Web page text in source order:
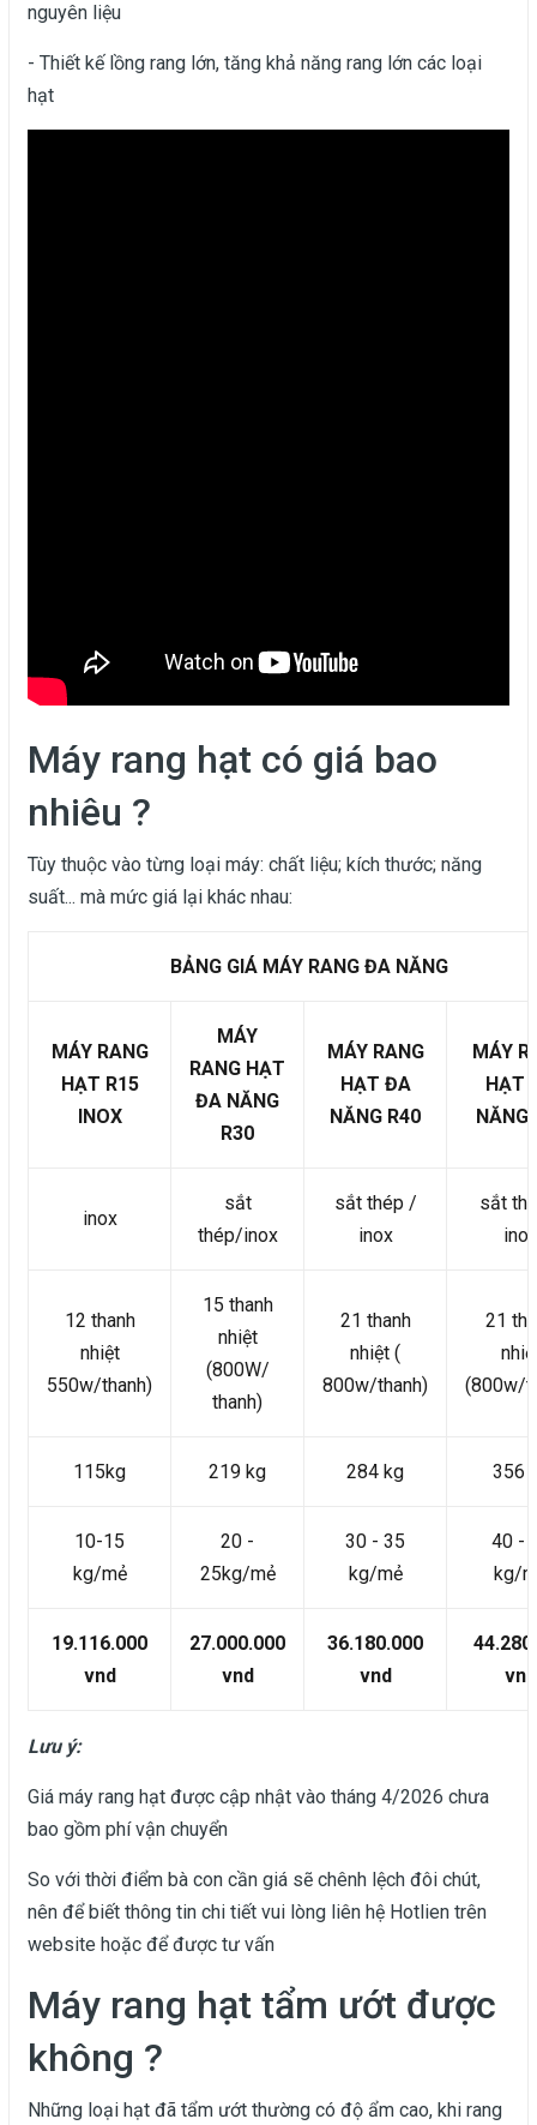
nguyên liệu
- Thiết kế lồng rang lớn, tăng khả năng rang lớn các loại
hạt
Máy rang hạt có giá bao
nhiêu ?
Tùy thuộc vào từng loại máy: chất liệu; kích thước; năng
suất... mà mức giá lại khác nhau:
BẢNG GIÁ MÁY RANG ĐA NĂNG
MÁY RANG
HẠT R15
INOX
MÁY
RANG HẠT
ĐA NĂNG
R30
MÁY RANG
HẠT ĐA
NĂNG R40
MÁY
HẠT
NĂNG
inox
sắt
thép/inox
sắt thép /
inox
sắt
inox
12 thanh
nhiệt
550w/thanh)
15 thanh
nhiệt
(800W/
thanh)
21 thanh
nhiệt (
800w/thanh)
21
(800w/
115kg 219 kg 284 kg 356
10-15
kg/mẻ
20 -
25kg/mẻ
30 - 35
kg/mẻ
40 -
kg/
19.116.000
vnd
27.000.000
vnd
36.180.000
vnd
vnd
Lưu ý:
Giá máy rang hạt được cập nhật vào tháng 4/2026 chưa
bao gồm phí vận chuyển
So với thời điểm bà con cần giá sẽ chênh lệch đôi chút,
nên để biết thông tin chi tiết vui lòng liên hệ Hotlien trên
website hoặc để được tư vấn
Máy rang hạt tẩm ướt được
không ?
Những loại hạt đã tẩm ướt thường có độ ẩm cao, khi rang